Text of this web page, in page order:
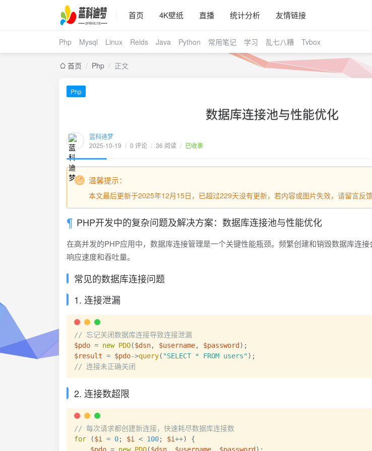
首页 4K壁纸 直播 统计分析 友情链接
Php Mysql Linux Reids Java Python 常用笔记 学习 乱七八糟 Tvbox
首页 / Php / 正文
Php
数据库连接池与性能优化
蓝科迪梦
2025-10-19 / 0 评论 / 36 阅读 / 已收录
温馨提示：
本文最后更新于2025年12月15日，已超过229天没有更新，若内容或图片失效，请留言反馈
PHP开发中的复杂问题及解决方案：数据库连接池与性能优化
在高并发的PHP应用中，数据库连接管理是一个关键性能瓶颈。频繁创建和销毁数据库连
响应速度和吞吐量。
常见的数据库连接问题
1. 连接泄漏
// 忘记关闭数据库连接导致连接泄漏
$pdo = new PDO($dsn, $username, $password ) ;
$result = $pdo->query( "SELECT * FROM users") ;
// 连接未正确关闭
2. 连接数超限
// 每次请求都创建新连接，快速耗尽数据库连接数
for
($i = 0; $i < 100; $i++)
{